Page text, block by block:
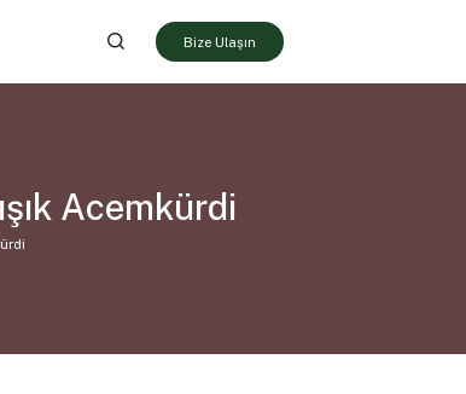
Bize Ulaşın
Acemkürdi